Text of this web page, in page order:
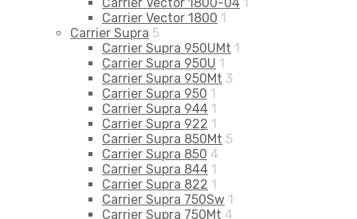
Carrier Vector 1800 1
Carrier Supra 5
Carrier Supra 950UMt 1
Carrier Supra 950U 1
Carrier Supra 950Mt 3
Carrier Supra 950 1
Carrier Supra 944 1
Carrier Supra 922 1
Carrier Supra 850Mt 5
Carrier Supra 850 4
Carrier Supra 844 1
Carrier Supra 822 1
Carrier Supra 750Sw 1
Carrier Supra 750Mt 4